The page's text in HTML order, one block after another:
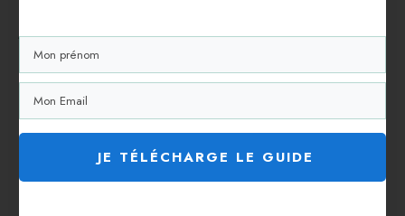
“raconter sa vie” ; c’est untravail
poétique sur le réel.
Ce n’est pas l’anecdote qui soigne, mais
lamise en forme
esthétique où l’expérience devient
partageable.
C’est pourquoi tant d’auteurs —d’Annie
JE TÉLÉCHARGE LE GUIDE